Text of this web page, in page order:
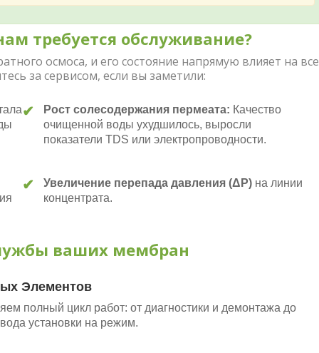
требуется обслуживание?
осмоса, и его состояние напрямую влияет на все
за сервисом, если вы заметили:
✔ Рост солесодержания пермеата: Качество
очищенной воды ухудшилось, выросли
показатели TDS или электропроводности.
✔ Увеличение перепада давления (ΔP) на линии
концентрата.
ваших мембран
Элементов
полный цикл работ: от диагностики и демонтажа до
установки на режим.